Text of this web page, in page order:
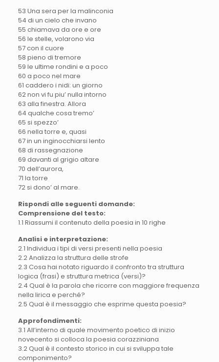
53 Una sera per la malinconia
54 di un cielo che invano
55 chiamava da ore e ore
56 le stelle, volarono via
57 con il cuore
58 pieno di tremore
59 le ultime rondini e a poco
60 a poco nel mare
61 caddero i nidi: un giorno
62 non vi fu piu’ nulla intorno
63 alla finestra. Allora
64 qualche cosa tremo’
65 si spezzo’
66 nella torre e, quasi
67 in un inginocchiarsi lento
68 di rassegnazione
69 davanti al grigio altare
70 dell’aurora,
71 la torre
72 si dono’ al mare.
Rispondi alle seguenti domande:
Comprensione del testo:
1.1 Riassumi il contenuto della poesia in 10 righe
Analisi e interpretazione:
2.1 Individua i tipi di versi presenti nella poesia
2.2 Analizza la struttura delle strofe
2.3 Cosa hai notato riguardo il confronto tra struttura
logica (frasi) e struttura metrica (versi)?
2.4 Qual è la parola che ricorre con maggiore frequenza
nella lirica e perché?
2.5 Qual è il messaggio che esprime questa poesia?
Approfondimenti:
3.1 All’interno di quale movimento poetico di inizio
novecento si colloca la poesia corazziniana
3.2 Qual è il contesto storico in cui si sviluppa tale
componimento?